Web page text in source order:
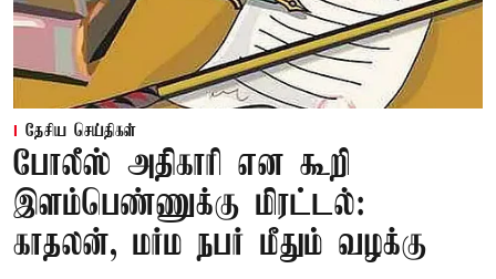
தேசிய செய்திகள்
போலீஸ் அதிகாரி என கூறி
இளம்பெண்ணுக்கு மிரட்டல்:
காதலன், மர்ம நபர் மீதும் வழக்கு